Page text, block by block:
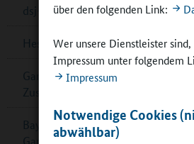
über den folgenden Link:
Wer unsere Dienstleister
Impressum unter folgendem
Impressum
Notwendige Cookies
abwählbar)
dsj-Bewegungskampagne MOVE
Hessen: Musikalische Bildung in
Ganztagskongress zu
Zusammenarbeit in Berlin
Bayern: Pädagogische Fachkräfte